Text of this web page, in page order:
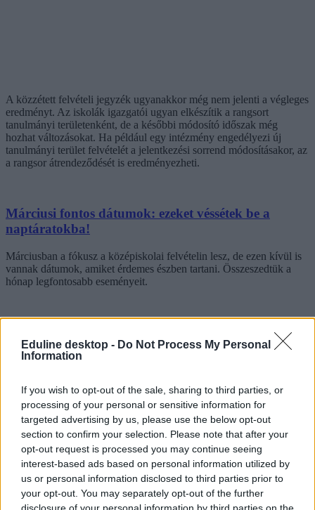
Eduline desktop - Do Not Process My Personal
Information
If you wish to opt-out of the sale, sharing to third parties, or
processing of your personal or sensitive information for
targeted advertising by us, please use the below opt-out
section to confirm your selection. Please note that after your
opt-out request is processed you may continue seeing
interest-based ads based on personal information utilized by
us or personal information disclosed to third parties prior to
your opt-out. You may separately opt-out of the further
disclosure of your personal information by third parties on the
A közzétett felvételi jegyzék ugyanakkor még nem jelenti a végleges
eredményt. Az iskolák igazgatói ugyan elkészítik a rangsort
tanulmányi területenként, de a későbbi módosító időszak még
hozhat változásokat. Ha például egy intézmény engedélyezi új
tanulmányi terület felvételét a jelentkezési sorrend módosításakor, az
a rangsor átrendeződését is eredményezheti.
Márciusi fontos dátumok: ezeket véssétek be a
naptáratokba!
Márciusban a fókusz a középiskolai felvételin lesz, de ezen kívül is
vannak dátumok, amiket érdemes észben tartani. Összeszedtük a
hónap legfontosabb eseményeit.